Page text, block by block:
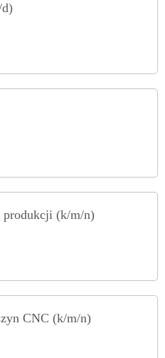
produkcji (k/m/n)
CNC (k/m/n)